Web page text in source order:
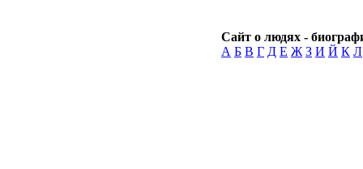
Сайт о людях -
А Б В Г Д Е Ж З И Й К Л